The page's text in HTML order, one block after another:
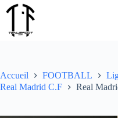
Passer
au
Accueil FOOTBALL
Real Madrid C.F
Real